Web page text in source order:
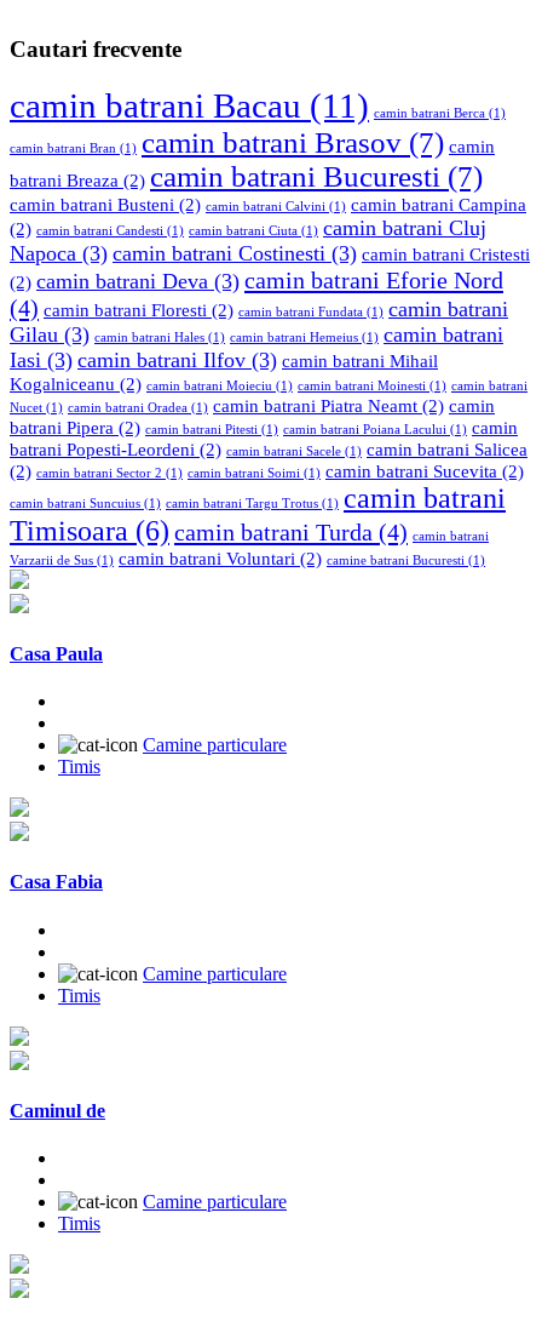
Cautari frecvente
camin batrani Bacau (11) camin batrani Berca (1)
camin batrani Bran (1) camin batrani Brasov (7) camin
batrani Breaza (2) camin batrani Bucuresti (7)
camin batrani Busteni (2) camin batrani Calvini (1) camin batrani Campina
(2) camin batrani Candesti (1) camin batrani Ciuta (1) camin batrani Cluj
Napoca (3) camin batrani Costinesti (3) camin batrani Cristesti
(2) camin batrani Deva (3) camin batrani Eforie Nord
(4) camin batrani Floresti (2) camin batrani Fundata (1) camin batrani
Gilau (3) camin batrani Hales (1) camin batrani Hemeius (1) camin batrani
Iasi (3) camin batrani Ilfov (3) camin batrani Mihail
Kogalniceanu (2) camin batrani Moieciu (1) camin batrani Moinesti (1) camin batrani
Nucet (1) camin batrani Oradea (1) camin batrani Piatra Neamt (2) camin
batrani Pipera (2) camin batrani Pitesti (1) camin batrani Poiana Lacului (1) camin
batrani Popesti-Leordeni (2) camin batrani Sacele (1) camin batrani Salicea
(2) camin batrani Sector 2 (1) camin batrani Soimi (1) camin batrani Sucevita (2)
camin batrani Suncuius (1) camin batrani Targu Trotus (1) camin batrani
Timisoara (6) camin batrani Turda (4) camin batrani
Varzarii de Sus (1) camin batrani Voluntari (2) camine batrani Bucuresti (1)
Casa Paula
Camine particulare
Timis
Casa Fabia
Camine particulare
Timis
Caminul de
Camine particulare
Timis